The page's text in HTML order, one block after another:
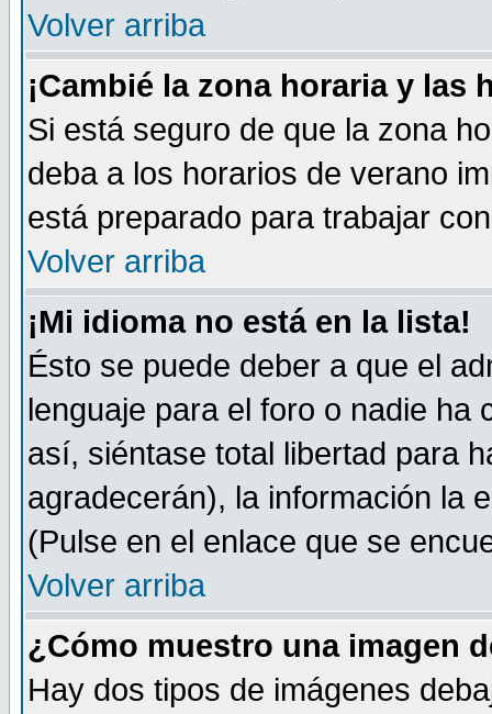
Volver arriba
¡Cambié la zona horaria y
Si está seguro de que la zona
deba a los horarios de verano
está preparado para trabajar
Volver arriba
¡Mi idioma no está en la lista!
Ésto se puede deber a que el
lenguaje para el foro o nadie ha
así, siéntase total libertad para
agradecerán), la información la
(Pulse en el enlace que se
Volver arriba
¿Cómo muestro una imagen
Hay dos tipos de imágenes